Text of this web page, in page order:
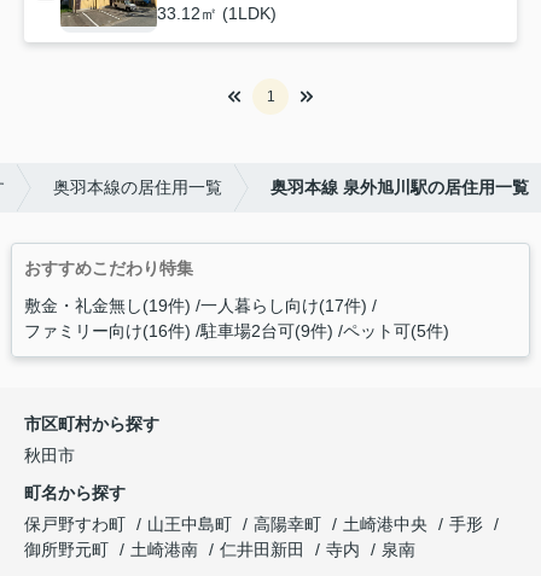
33.12㎡ (1LDK)
1
奥羽本線の居住用一覧 奥羽本線 泉外旭川駅の居住用一覧
おすすめこだわり特集
敷金・礼金無し(19件) 一人暮らし向け(17件)
ファミリー向け(16件) 駐車場2台可(9件) ペット可(5件)
市区町村から探す
秋田市
町名から探す
保戸野すわ町
山王中島町 高陽幸町 土崎港中央
手形
御所野元町
土崎港南 仁井田新田 寺内
泉南